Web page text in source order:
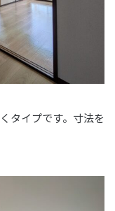
タイプです。寸法を